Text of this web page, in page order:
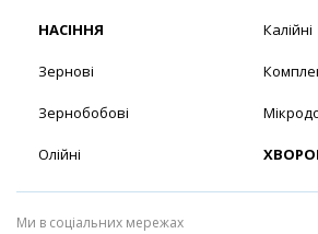
НАСІННЯ
Зернові
Зернобобові
Олійні
Калійні
Ми в соціальних мережах